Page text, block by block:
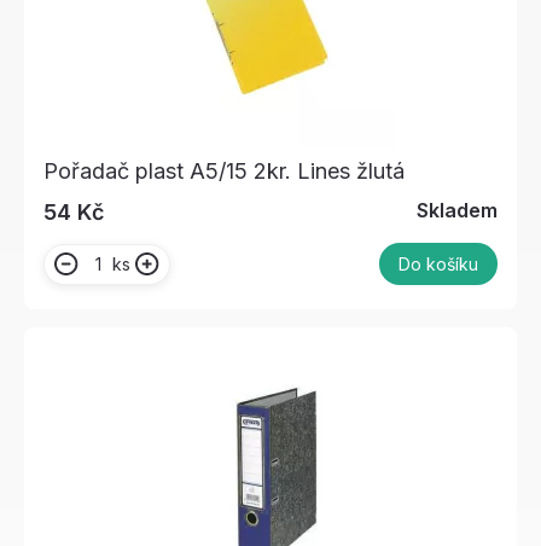
Pořadač plast A5/15 2kr. Lines žlutá
54 Kč
Skladem
ks Do košíku